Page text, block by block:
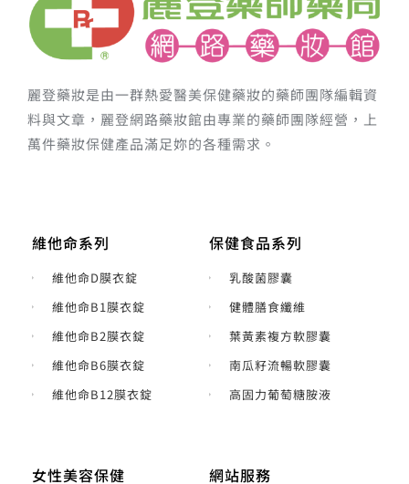
麗登藥妝是由一群熱愛醫美保健藥妝的藥師團隊編輯資
料與文章，麗登網路藥妝館由專業的藥師團隊經營，上
萬件藥妝保健產品滿足妳的各種需求。
維他命系列
維他命D膜衣錠
維他命B1膜衣錠
維他命B2膜衣錠
維他命B6膜衣錠
維他命B12膜衣錠
保健食品系列
乳酸菌膠囊
健體膳食纖維
葉黃素複方軟膠囊
南瓜籽流暢軟膠囊
高固力葡萄糖胺液
女性美容保健 網站服務